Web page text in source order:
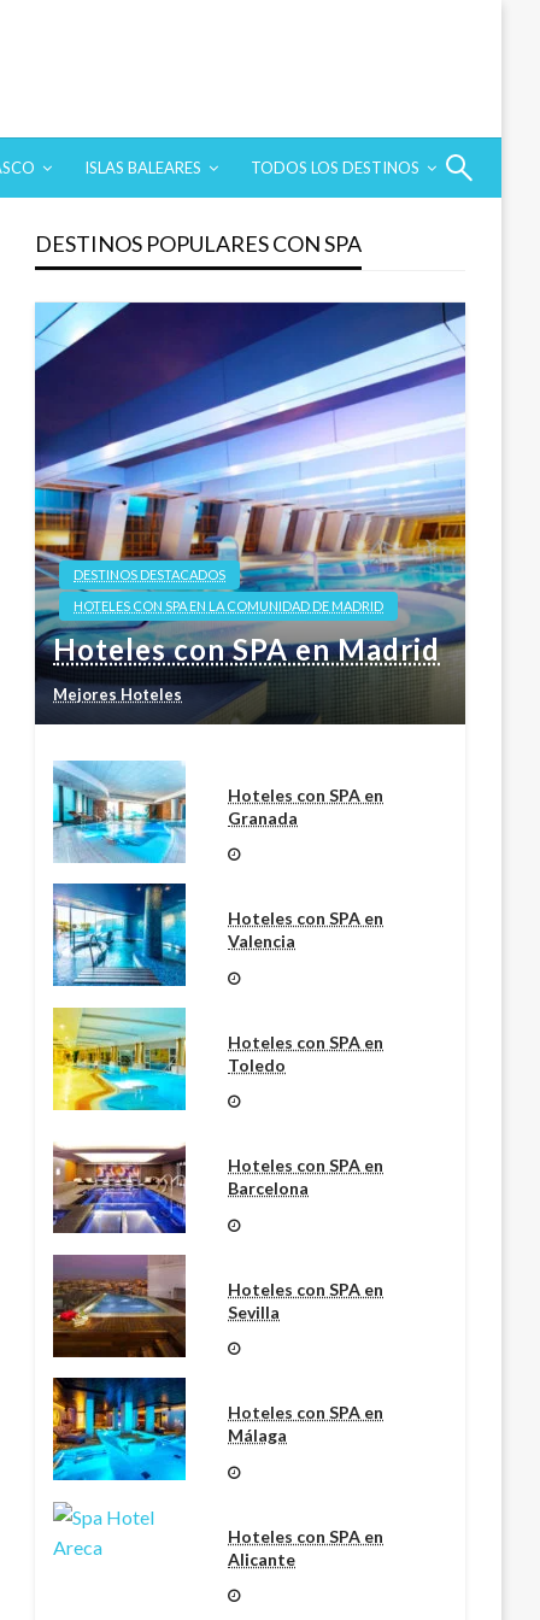
ISLAS BALEARES TODOS LOS DESTINOS
DESTINOS POPULARES CON SPA
DESTINOS DESTACADOS
HOTELES CON SPA EN LA COMUNIDAD DE MADRID
Hoteles con SPA en Madrid
Mejores Hoteles
Hoteles con SPA en
Granada
Hoteles con SPA en
Valencia
Hoteles con SPA en
Toledo
Hoteles con SPA en
Barcelona
Hoteles con SPA en
Sevilla
Hoteles con SPA en
Málaga
Hoteles con SPA en
Alicante